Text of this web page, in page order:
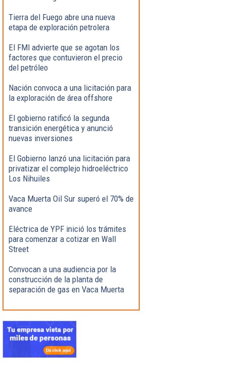
Tierra del Fuego abre una nueva
etapa de exploración petrolera
El FMI advierte que se agotan los
factores que contuvieron el precio
del petróleo
Nación convoca a una licitación para
la exploración de área offshore
El gobierno ratificó la segunda
transición energética y anunció
nuevas inversiones
El Gobierno lanzó una licitación para
privatizar el complejo hidroeléctrico
Los Nihuiles
Vaca Muerta Oil Sur superó el 70% de
avance
Eléctrica de YPF inició los trámites
para comenzar a cotizar en Wall
Street
Convocan a una audiencia por la
construcción de la planta de
separación de gas en Vaca Muerta